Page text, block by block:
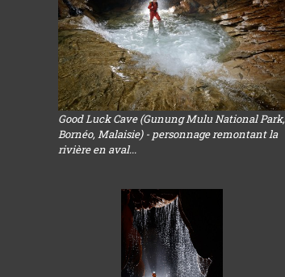
Good Luck Cave (Gunung Mulu National Park,
Bornéo, Malaisie) - personnage remontant la
rivière en aval...